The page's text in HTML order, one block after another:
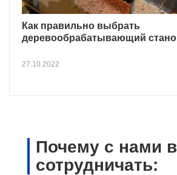
Как правильно выбрать
деревообрабатывающий
27.10.2022
Почему с нами
сотрудничать: